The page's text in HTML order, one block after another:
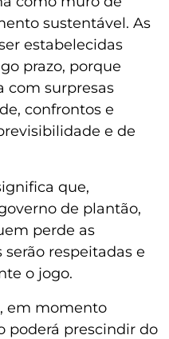
sustentável. As
estabelecidas
prazo, porque
com surpresas
confrontos e
e de
que,
de plantão,
perde as
serão respeitadas e
o jogo.
em momento
poderá prescindir do